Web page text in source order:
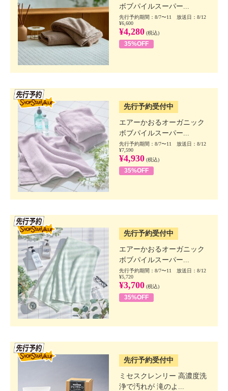
ボブパイルスーパー...
先行予約期間：8/7〜11 放送日：8/12
¥6,600
¥4,280 (税込)
35%OFF
先行予約受付中
エアーかおるオーガニック
ボブパイルスーパー...
先行予約期間：8/7〜11 放送日：8/12
¥7,590
¥4,930 (税込)
35%OFF
先行予約受付中
エアーかおるオーガニック
ボブパイルスーパー...
先行予約期間：8/7〜11 放送日：8/12
¥5,720
¥3,700 (税込)
35%OFF
先行予約受付中
ミセスクレンリー 高濃度洗
浄で汚れが 滝のよ...